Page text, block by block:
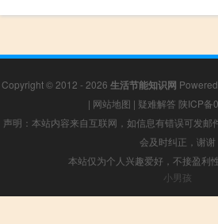
Copyright © 2012 - 2026 生活节能知识网
| 网站地图 | 疑难解答 陕ICP备
声明：本站内容来自互联网，如信息有错误可发
会及时纠正，谢谢
本站仅为个人兴趣爱好，不接盈利
小男孩